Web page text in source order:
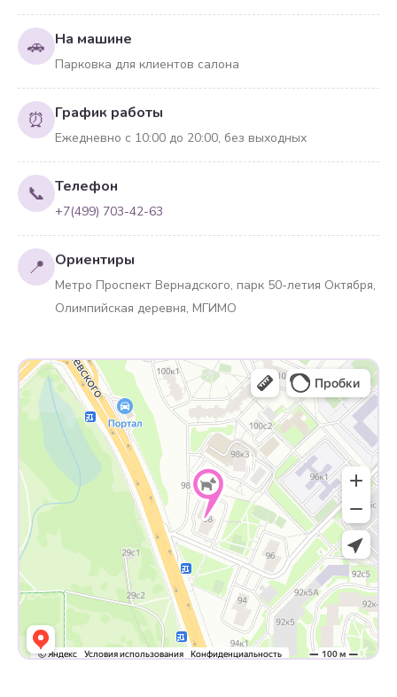
🚗 На машине
Парковка для клиентов салона
⏰ График работы
Ежедневно с 10:00 до 20:00, без выходных
📞 Телефон
+7(499) 703-42-63
📍 Ориентиры
Метро Проспект Вернадского, парк 50-летия Октября,
Олимпийская деревня, МГИМО